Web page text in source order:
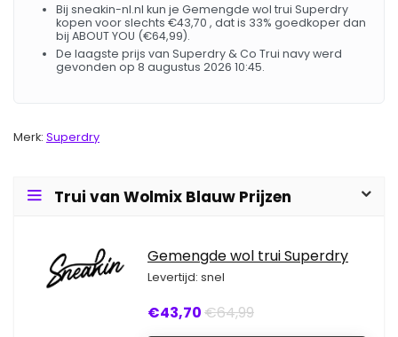
Bij sneakin-nl.nl kun je Gemengde wol trui Superdry
kopen voor slechts €43,70 , dat is 33% goedkoper dan
bij ABOUT YOU (€64,99).
De laagste prijs van Superdry & Co Trui navy werd
gevonden op 8 augustus 2026 10:45.
Merk: Superdry
Trui van Wolmix Blauw Prijzen
Gemengde wol trui Superdry
Levertijd: snel
€43,70€64,99